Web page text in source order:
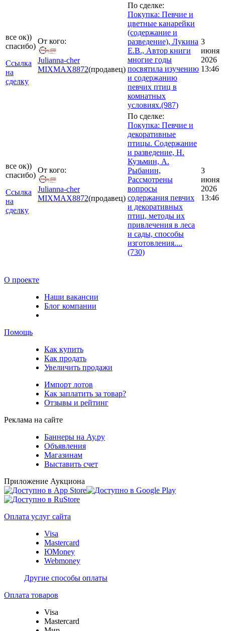
все ок))
спасибо)
Ссылка
на
сделку
От кого:
Julianna-cher
MIXMAX8872(продавец)
По сделке:
Покупка: Певчие и
цветные канарейки
(содержание и
разведение), Лукина
Е.В., Автор книги
многие годы
посвятила изучению
и содержанию
певчих птиц в
комнатных
условиях.(987)
3
июня
2026
13:46
все ок))
спасибо)
Ссылка
на
сделку
От кого:
Julianna-cher
MIXMAX8872(продавец)
По сделке:
Покупка: Певчие и
декоративные
птицы. Содержание
и разведение, Н.
Кузьмин, А.
Рыбанин,
Рассмотрены
вопросы
содержания певчих
и декоративных
птиц, методы их
привлечения в леса
и сады, способы
изготовления....
(730)
3
июня
2026
13:46
О проекте
Наши вакансии
Блог компании
Помощь
Как купить
Как продать
Увеличить продажи
Импорт лотов
Как заплатить за товар?
Отзывы и рейтинг
Реклама на сайте
Баннеры на Ау.ру
Объявления
Магазинам
Выставить счет
Приложение Аукциона
Оплата услуг сайта
Visa
Mastercard
ЮMoney
Webmoney
Другие способы оплаты
Оплата товаров
Visa
Mastercard